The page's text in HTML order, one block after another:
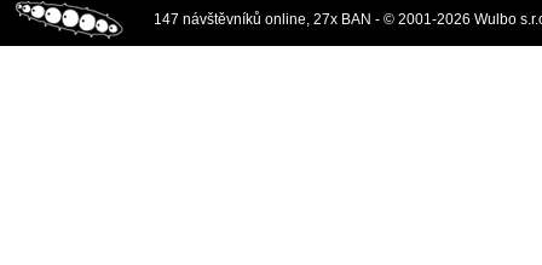
147 návštěvníků online, 27x BAN - © 2001-2026 Wulbo